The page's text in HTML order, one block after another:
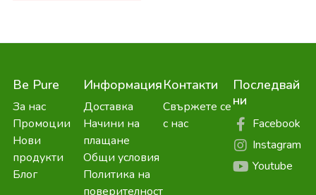
Be Pure
За нас
Промоции
Нови
продукти
Блог
Информация
Доставка
Начини на
плащане
Общи условия
Политика на
поверителност
Контакти
Свържете се
с нас
Последвай
ни
Facebook
Instagram
Youtube